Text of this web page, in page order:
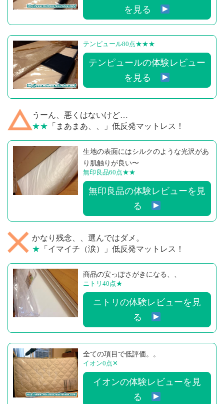
を見る
テンピュール80点★★★
テンピュールの体験レビュー
を見る
うーん、悪くはないけど…
★★ 「まあまあ、、」低反発マットレス！
生地の表面にはシルクのような光沢があ
り肌触りが良い〜
無印良品60点★★
無印良品の体験レビューを見
る
かなり残念、、選んではダメ。
★ 「イマイチ（涙）」低反発マットレス！
商品の安っぽさがきになる、、
ニトリ40点★
ニトリの体験レビューを見
る
全ての項目で低評価。。
イオン0点✕
イオンの体験レビューを見
る